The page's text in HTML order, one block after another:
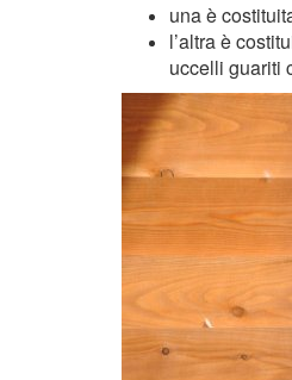
una è
l’altra è
uccelli guariti